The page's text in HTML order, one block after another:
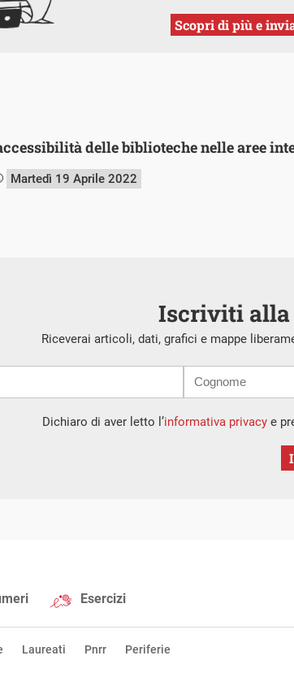
Scopri di più e
delle biblioteche nelle aree
Martedì 19 Aprile 2022
Iscriviti alla
Riceverai articoli, dati, grafici e mappe
Dichiaro di aver letto l’informativa privacye
Esercizi
Laureati Pnrr Periferie